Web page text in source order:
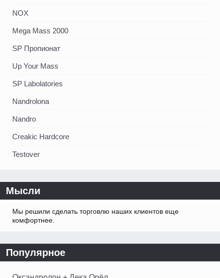
NOX
Mega Mass 2000
SP Пропионат
Up Your Mass
SP Labolatories
Nandrolona
Nandro
Creakic Hardcore
Testover
Мысли
Мы решили сделать торговлю наших клиентов еще
комфортнее.
Популярное